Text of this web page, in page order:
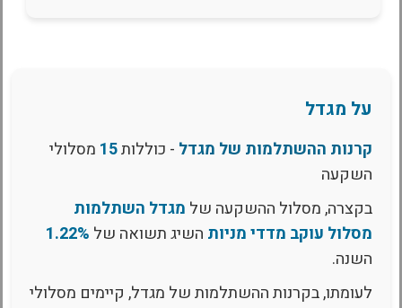
על מגדל
קרנות ההשתלמות של מגדל - כוללות15 מסלולי
השקעה
בקצרה, מסלול ההשקעה של מגדל השתלמות
מסלול עוקב מדדי מניות השיג תשואה של 1.22%
השנה.
לעומתו, בקרנות ההשתלמות של מגדל, קיימים מסלולי